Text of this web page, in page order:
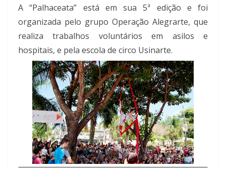
A “Palhaceata” está em sua 5ª edição e foi
organizada pelo grupo Operação Alegrarte, que
realiza trabalhos voluntários em asilos e
hospitais, e pela escola de circo Usinarte.